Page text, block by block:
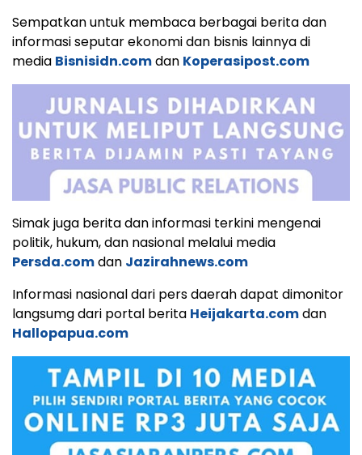
Sempatkan untuk membaca berbagai berita dan
informasi seputar ekonomi dan bisnis lainnya di
media Bisnisidn.comdan Koperasipost.com
Simak juga berita dan informasi terkini mengenai
politik, hukum, dan nasional melalui media
Persda.comdan Jazirahnews.com
Informasi nasional dari pers daerah dapat dimonitor
langsumg dari portal berita Heijakarta.comdan
Hallopapua.com